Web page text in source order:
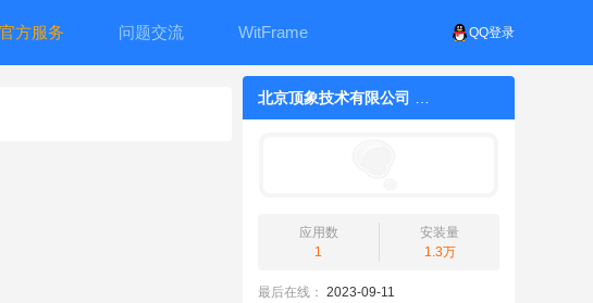
QQ登录
官方服务 问题交流 WitFrame
北京顶象技术有限公司
应用数
1
安装量
1.3万
最后在线： 2023-09-11